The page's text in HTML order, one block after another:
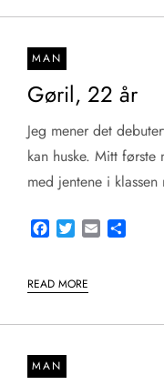
MAN
Gøril, 22 år
Jeg mener det
kan huske. Mitt første
med jentene i
Facebook
TwitterEmail
READ MORE
MAN